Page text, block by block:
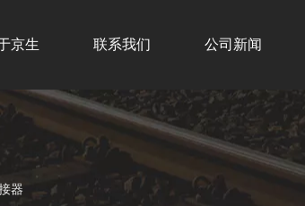
京生 联系我们 公司新闻
器